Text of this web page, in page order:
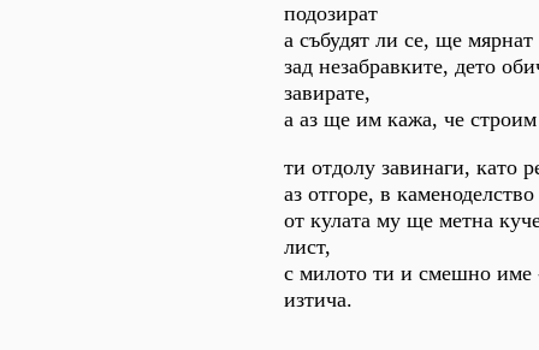
подозират
а събудят ли се, ще
зад незабравките, дето
завирате,
а аз ще им кажа, че
ти отдолу завинаги, като
аз отгоре, в
от кулата му ще метна
лист,
с милото ти и смешно име
изтича.